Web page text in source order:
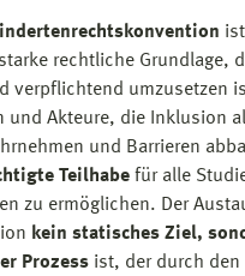
rechtliche Grundlage,
verpflichtend umzusetzen
und Akteure, die Inklusion
und Barrieren
Teilhabe für alle
zu ermöglichen. Der
kein statisches Ziel,
Prozess ist, der durch den